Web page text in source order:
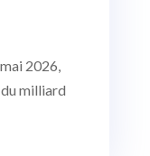
2026,
milliard